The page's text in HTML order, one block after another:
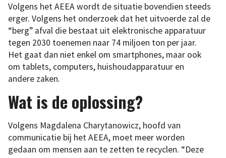
Volgens het AEEA wordt de situatie bovendien steeds
erger. Volgens het onderzoek dat het uitvoerde zal de
“berg” afval die bestaat uit elektronische apparatuur
tegen 2030 toenemen naar 74 miljoen ton per jaar.
Het gaat dan niet enkel om smartphones, maar ook
om tablets, computers, huishoudapparatuur en
andere zaken.
Wat is de oplossing?
Volgens Magdalena Charytanowicz, hoofd van
communicatie bij het AEEA, moet meer worden
gedaan om mensen aan te zetten te recyclen. “Deze